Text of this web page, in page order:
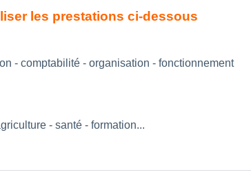
les prestations ci-dessous
- comptabilité - organisation - fonctionnement
- santé - formation...